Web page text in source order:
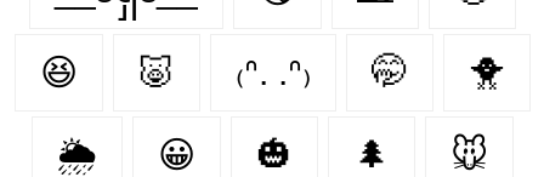
😆 🐷 ₍ᐢ. .ᐢ₎ 🤭 🐥
🌦️ 😀 🎃 🌲 🐭